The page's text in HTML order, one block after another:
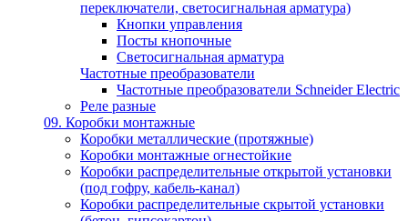
переключатели, светосигнальная арматура)
Кнопки управления
Посты кнопочные
Светосигнальная арматура
Частотные преобразователи
Частотные преобразователи Schneider Electric
Реле разные
09. Коробки монтажные
Коробки металлические (протяжные)
Коробки монтажные огнестойкие
Коробки распределительные открытой установки
(под гофру, кабель-канал)
Коробки распределительные скрытой установки